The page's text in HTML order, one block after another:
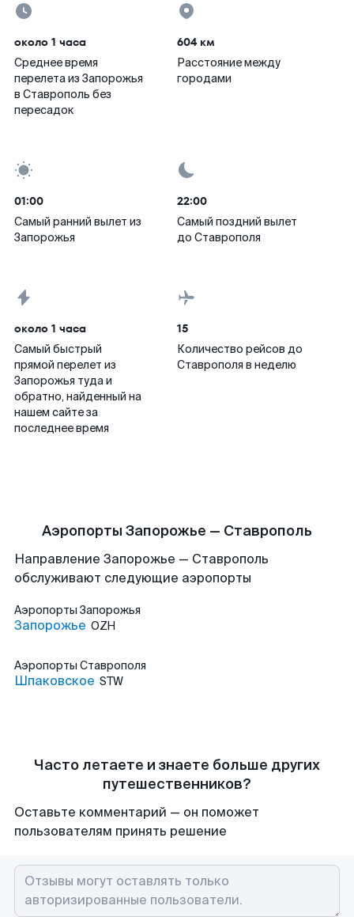
около 1 часа
Среднее время
перелета из Запорожья
в Ставрополь без
пересадок
604 км
Расстояние между
городами
01:00
Самый ранний вылет из
Запорожья
22:00
Самый поздний вылет
до Ставрополя
около 1 часа
Самый быстрый
прямой перелет из
Запорожья туда и
обратно, найденный на
нашем сайте за
последнее время
15
Количество рейсов до
Ставрополя в неделю
Аэропорты Запорожье — Ставрополь
Направление Запорожье — Ставрополь
обслуживают следующие аэропорты
Аэропорты Запорожья
Запорожье OZH
Аэропорты Ставрополя
Шпаковское STW
Часто летаете и знаете больше других
путешественников?
Оставьте комментарий — он поможет
пользователям принять решение